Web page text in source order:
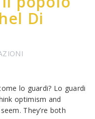
Di
lo guardi? Lo guardi
optimism and
They’re both